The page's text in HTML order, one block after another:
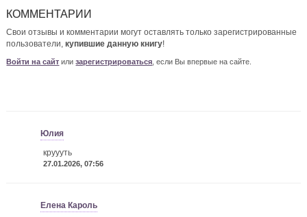
КОММЕНТАРИИ
Свои отзывы и комментарии могут оставлять только зарегистрированные
пользователи,купившие данную книгу!
Войти на сайт илизарегистрироваться , если Вы впервые на сайте.
Юлия
круууть
27.01.2026, 07:56
Елена Кароль